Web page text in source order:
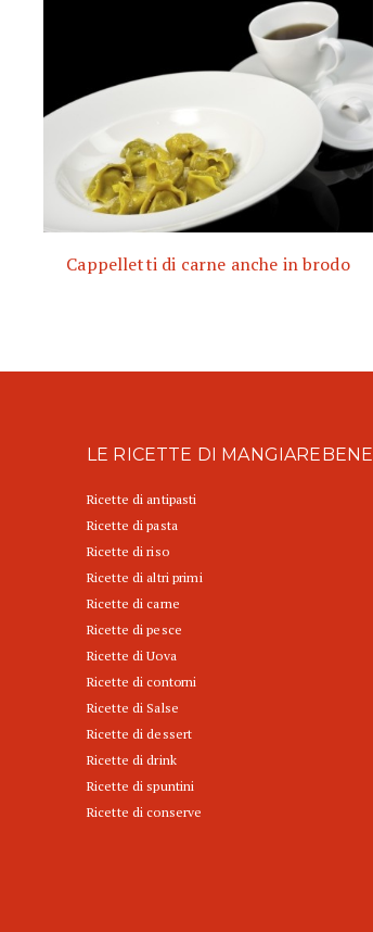
Cappelletti di carne anche in brodo
LE RICETTE DI MANGIAREBENE
Ricette di antipasti
Ricette di pasta
Ricette di riso
Ricette di altri primi
Ricette di carne
Ricette di pesce
Ricette di Uova
Ricette di contorni
Ricette di Salse
Ricette di dessert
Ricette di drink
Ricette di spuntini
Ricette di conserve